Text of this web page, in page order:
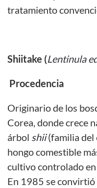
tratamiento
Shiitake (Lentinula
Procedencia
Originario de los
Corea, donde crece
árbol shii(familia del
hongo comestible
cultivo controlado
En 1985 se